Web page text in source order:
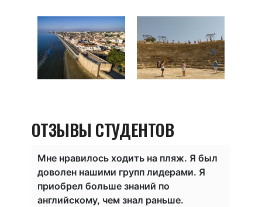
ОТЗЫВЫ СТУДЕНТОВ
Мне нравилось ходить на пляж. Я был
доволен нашими групп лидерами. Я
приобрел больше знаний по
английскому, чем знал раньше.